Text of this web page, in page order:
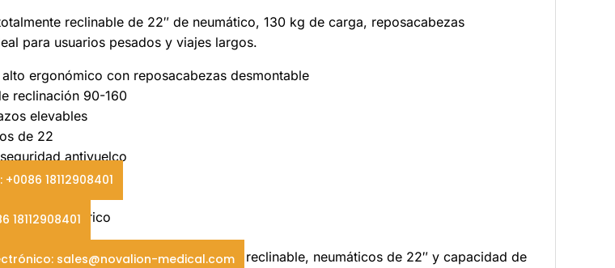
reclinable de 22″ de neumático, 130 kg de carga, reposacabezas
para usuarios pesados y viajes largos.
alto ergonómico con reposacabezas desmontable
reclinación 90-160
elevables
de 22
antivuelco
impermeable
manual/eléctrico
cuenta con un respaldo totalmente reclinable, neumáticos de 22″ y capacidad de
18112908401
18112908401
sales@novalion-medical.com